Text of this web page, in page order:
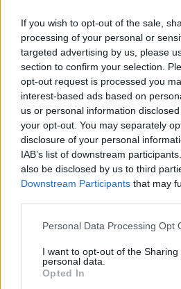
If you wish to opt-out of the sale,
processing of your personal or
targeted advertising by us, please
section to confirm your selection.
opt-out request is processed you
interest-based ads based on
us or personal information
your opt-out. You may separately
disclosure of your personal
IAB’s list of downstream
also be disclosed by us to third
Downstream Participants that may
Please note that this website/app
not limited to your visit or usage
grant or deny consent to Google
use your data for below specified
Personal Data Processing Opt
I want to opt-out of the Sharing
personal data.
Opted In
Continua a leggere